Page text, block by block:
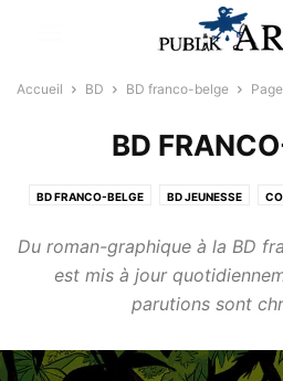
Accueil BD BD franco-belge
BD
BD FRANCO-BELGE BD JEUNESSE
Du roman-graphique à la BD
est mis à jour
parutions sont